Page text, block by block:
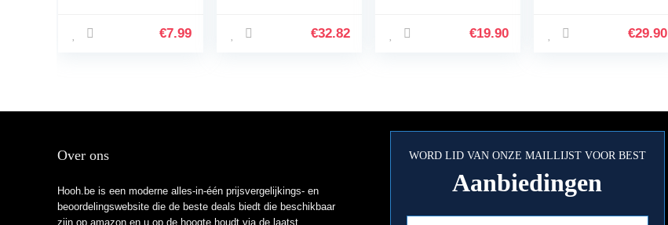
€7.99 €32.82
ademend mesh-€19.90
decoreren van kite-
€29.90
Over ons
Hooh.be is een moderne alles-in-één prijsvergelijkings- en
beoordelingswebsite die de beste deals biedt die beschikbaar
zijn op amazon en u op de hoogte houdt via de laatst
WORD LID VAN ONZE MAILLIJST VOOR BEST
Aanbiedingen